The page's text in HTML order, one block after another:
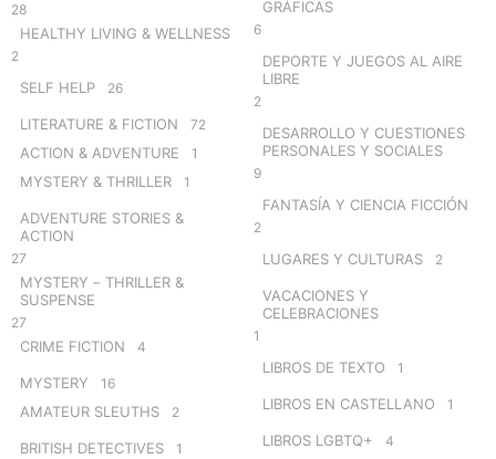
28
HEALTHY LIVING & WELLNESS
2
SELF HELP 26
LITERATURE & FICTION 72
ACTION & ADVENTURE 1
MYSTERY & THRILLER 1
ADVENTURE STORIES &
ACTION
27
MYSTERY – THRILLER &
SUSPENSE
27
CRIME FICTION 4
MYSTERY 16
AMATEUR SLEUTHS 2
BRITISH DETECTIVES 1
GRÁFICAS
6
DEPORTE Y JUEGOS AL AIRE
LIBRE
2
DESARROLLO Y CUESTIONES
PERSONALES Y SOCIALES
9
FANTASÍA Y CIENCIA FICCIÓN
2
LUGARES Y CULTURAS 2
VACACIONES Y
CELEBRACIONES
1
LIBROS DE TEXTO 1
LIBROS EN CASTELLANO 1
LIBROS LGBTQ+ 4